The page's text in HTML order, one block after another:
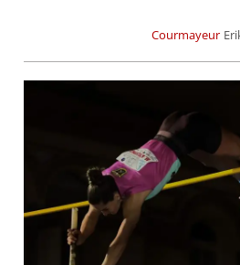
Courmayeur